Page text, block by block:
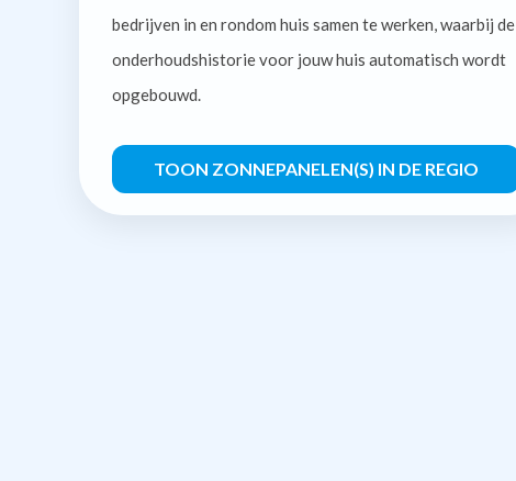
bedrijven in en rondom huis samen te werken, waarbij de
onderhoudshistorie voor jouw huis automatisch wordt
opgebouwd.
TOON ZONNEPANELEN(S) IN DE REGIO